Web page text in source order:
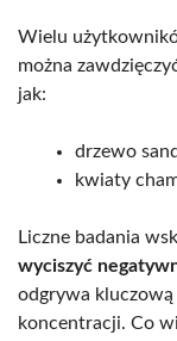
Wielu
można
jak:
drzewo
kwiaty
Liczne badania
wyciszyć
odgrywa
koncentracji. Co